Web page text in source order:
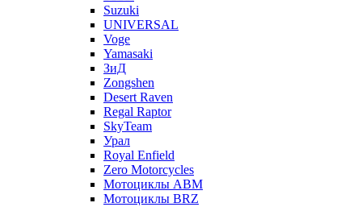
Suzuki
UNIVERSAL
Voge
Yamasaki
ЗиД
Zongshen
Desert Raven
Regal Raptor
SkyTeam
Урал
Royal Enfield
Zero Motorcycles
Мотоциклы ABM
Мотоциклы BRZ